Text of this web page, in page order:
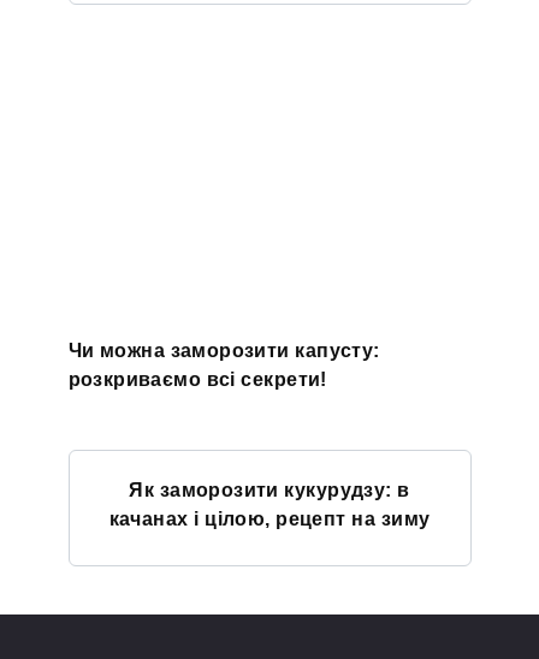
Чи можна заморозити капусту:
розкриваємо всі секрети!
Як заморозити кукурудзу: в
качанах і цілою, рецепт на зиму